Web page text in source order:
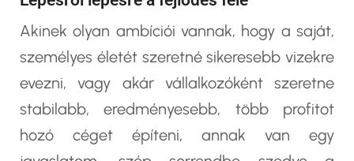
Akinek olyan ambíciói vannak, hogy a saját,
személyes életét szeretné sikeresebb vizekre
evezni, vagy akár vállalkozóként szeretne
stabilabb, eredményesebb, több profitot
hozó céget építeni, annak van egy